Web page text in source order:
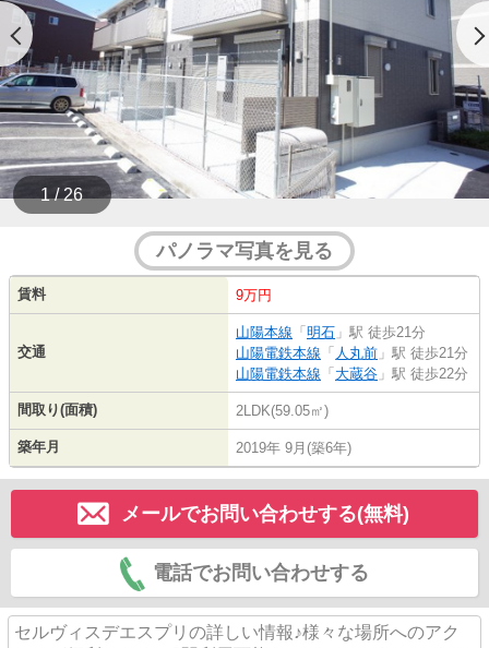
1 / 26
パノラマ写真を見る
賃料 9万円
交通
山陽本線 「 明石 」駅 徒歩21分
山陽電鉄本線 「 人丸前 」駅 徒歩21分
山陽電鉄本線 「 大蔵谷 」駅 徒歩22分
間取り(面積) 2LDK(59.05㎡)
築年月 2019年 9月(築6年)
メールでお問い合わせする(無料)
電話でお問い合わせする
セルヴィスデエスプリの詳しい情報♪様々な場所へのアク